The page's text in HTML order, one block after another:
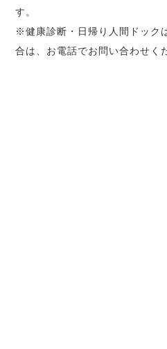
す。
※健康診断・日帰り人間ドック
合は、お電話でお問い合わせく